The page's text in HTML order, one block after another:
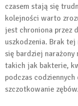
czasem stają się
kolejności warto
jest chroniona przez
uszkodzenia. Brak
się bardziej narażony
takich jak bakterie,
podczas
szczotkowanie zębów.